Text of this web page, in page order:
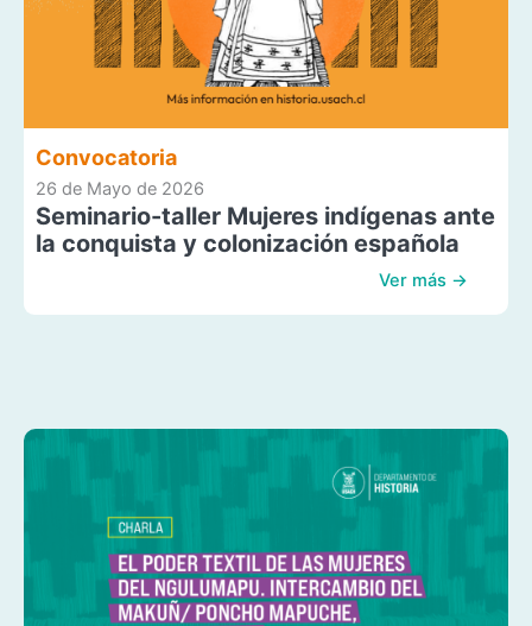
Convocatoria
26 de Mayo de 2026
Seminario-taller Mujeres indígenas ante
la conquista y colonización española
Ver más →